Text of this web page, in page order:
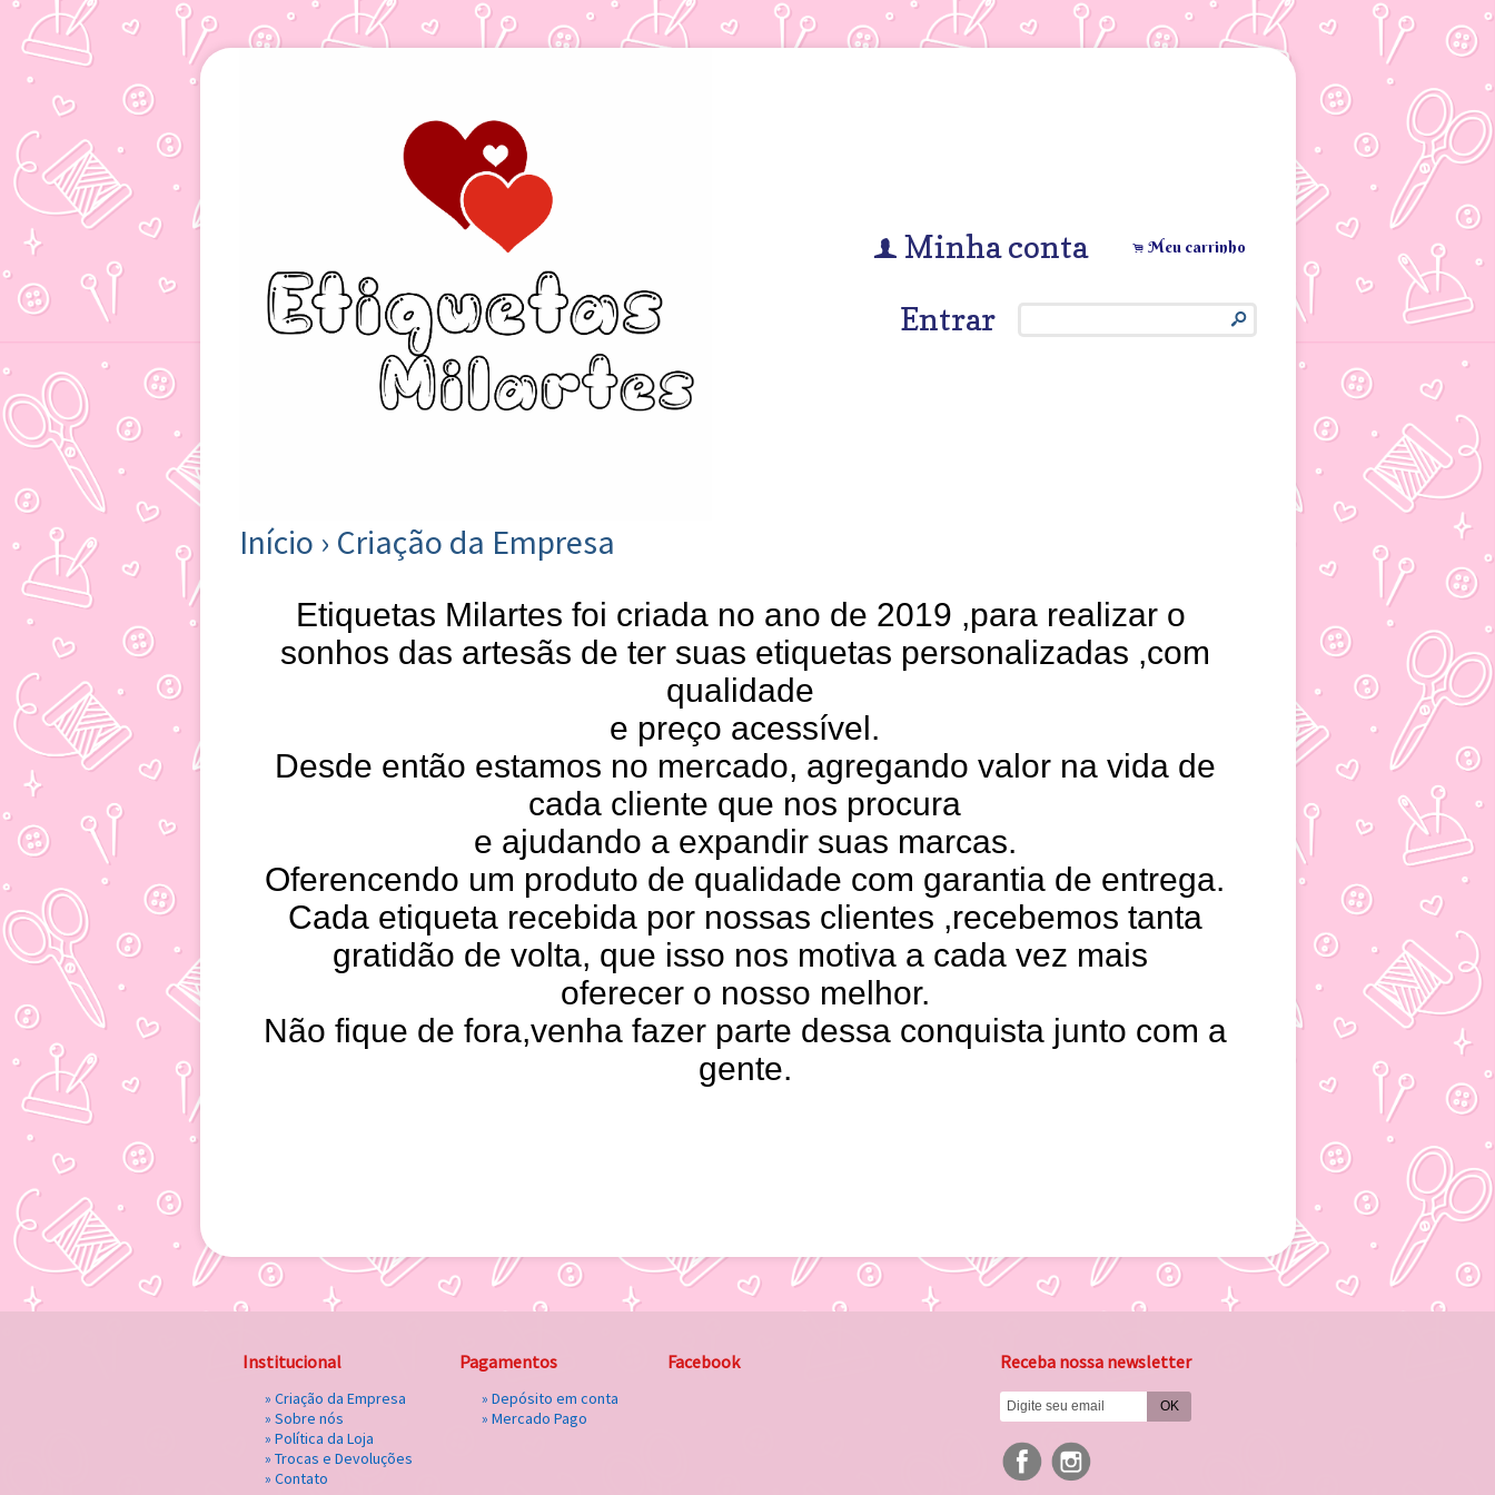
f Minha conta . Meu carrinho
Entrar s
Início › Criação da Empresa
Etiquetas Milartes foi criada no ano de 2019 ,para realizar o
sonhos das artesãs de ter suas etiquetas personalizadas ,com
qualidade
e preço acessível.
Desde então estamos no mercado, agregando valor na vida de
cada cliente que nos procura
e ajudando a expandir suas marcas.
Oferencendo um produto de qualidade com garantia de entrega.
Cada etiqueta recebida por nossas clientes ,recebemos tanta
gratidão de volta, que isso nos motiva a cada vez mais
oferecer o nosso melhor.
Não fique de fora,venha fazer parte dessa conquista junto com a
gente.
Institucional
» Criação da Empresa
» Sobre nós
» Política da Loja
» Trocas e Devoluções
» Contato
Pagamentos
» Depósito em conta
» Mercado Pago
Facebook Receba nossa newsletter